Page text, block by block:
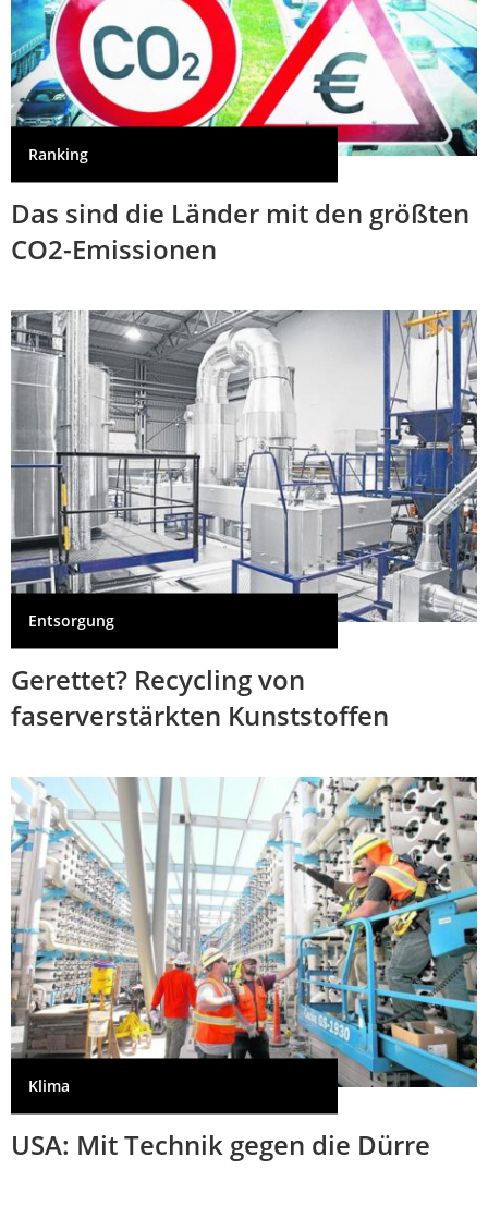
Ranking
Das sind die Länder mit den größten
CO2-Emissionen
Entsorgung
Gerettet? Recycling von
faserverstärkten Kunststoffen
Klima
USA: Mit Technik gegen die Dürre